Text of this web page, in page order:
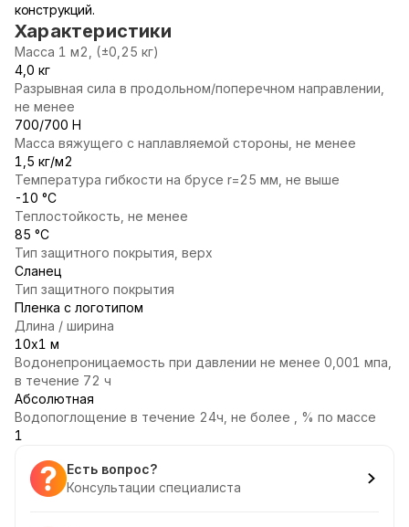
конструкций.
Характеристики
Масса 1 м2, (±0,25 кг)
4,0 кг
Разрывная сила в продольном/поперечном направлении,
не менее
700/700 Н
Масса вяжущего с наплавляемой стороны, не менее
1,5 кг/м2
Температура гибкости на брусе r=25 мм, не выше
-10 °С
Теплостойкость, не менее
85 °С
Тип защитного покрытия, верх
Сланец
Тип защитного покрытия
Пленка с логотипом
Длина / ширина
10х1 м
Водонепроницаемость при давлении не менее 0,001 мпа,
в течение 72 ч
Абсолютная
Водопоглощение в течение 24ч, не более , % по массе
1
Есть вопрос?
Консультации специалиста